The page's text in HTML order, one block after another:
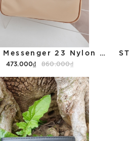
STYLE Messenger 23 Nylon TQ+L1VN
473.000₫ 860.000₫
Tùy chọn